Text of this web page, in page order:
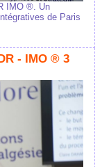
IMO ®. Un
de Paris
- IMO ® 3